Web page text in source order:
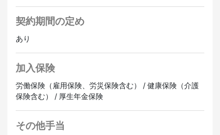
契約期間の定め
あり
加入保険
労働保険（雇用保険、労災保険含む） / 健康保険（介護
保険含む） / 厚生年金保険
その他手当